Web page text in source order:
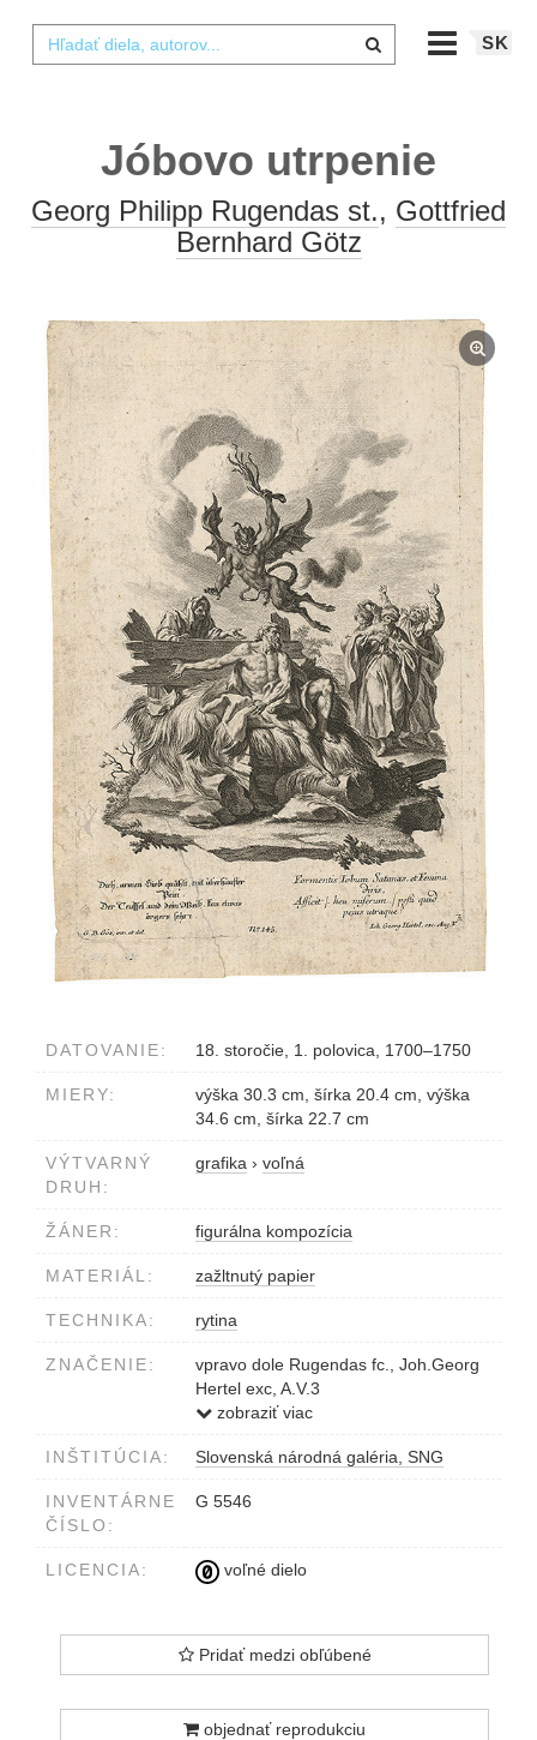
SK
Jóbovo utrpenie
Georg Philipp Rugendas st., Gottfried
Bernhard Götz
DATOVANIE: 18. storočie, 1. polovica, 1700–1750
MIERY:
výška 30.3 cm, šírka 20.4 cm, výška
34.6 cm, šírka 22.7 cm
VÝTVARNÝ
DRUH:
grafika › voľná
ŽÁNER: figurálna kompozícia
MATERIÁL: zažltnutý papier
TECHNIKA: rytina
ZNAČENIE:
vpravo dole Rugendas fc., Joh.Georg
Hertel exc, A.V.3
vľavo dole G.B.Göz inv.et del text
zobraziť viac
INŠTITÚCIA: Slovenská národná galéria, SNG
INVENTÁRNE
ČÍSLO:
G 5546
LICENCIA: voľné dielo
Pridať medzi obľúbené
objednať reprodukciu